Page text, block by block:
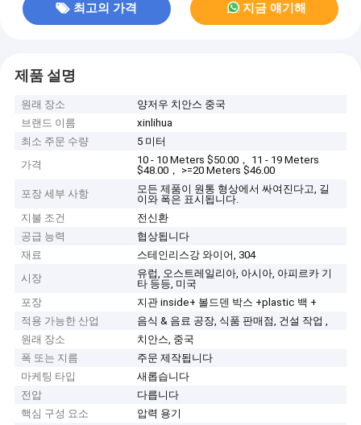
최고의 가격 지금 얘기해
제품 설명
원래 장소
양저우 치안스 중국
브랜드 이름
xinlihua
최소 주문 수량
5 미터
가격
10 - 10 Meters $50.00， 11 - 19 Meters
$48.00， >=20 Meters $46.00
포장 세부 사항
모든 제품이 원통 형상에서 싸여진다고, 길
이와 폭은 표시됩니다.
지불 조건
전신환
공급 능력
협상됩니다
재료
스테인리스강 와이어, 304
시장
유럽, 오스트레일리아, 아시아, 아피르카 기
타 등등, 미국
포장
지관 inside+ 볼드덴 박스 +plastic 백 +
적용 가능한 산업
음식 & 음료 공장, 식품 판매점, 건설 작업 ,
원래 장소
치안스, 중국
폭 또는 지름
주문 제작됩니다
마케팅 타입
새롭습니다
전압
다릅니다
핵심 구성 요소
압력 용기